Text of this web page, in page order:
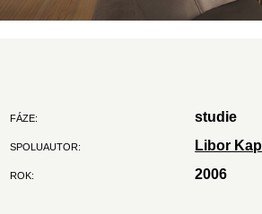
FÁZE: studie
SPOLUAUTOR: Libor
ROK: 2006